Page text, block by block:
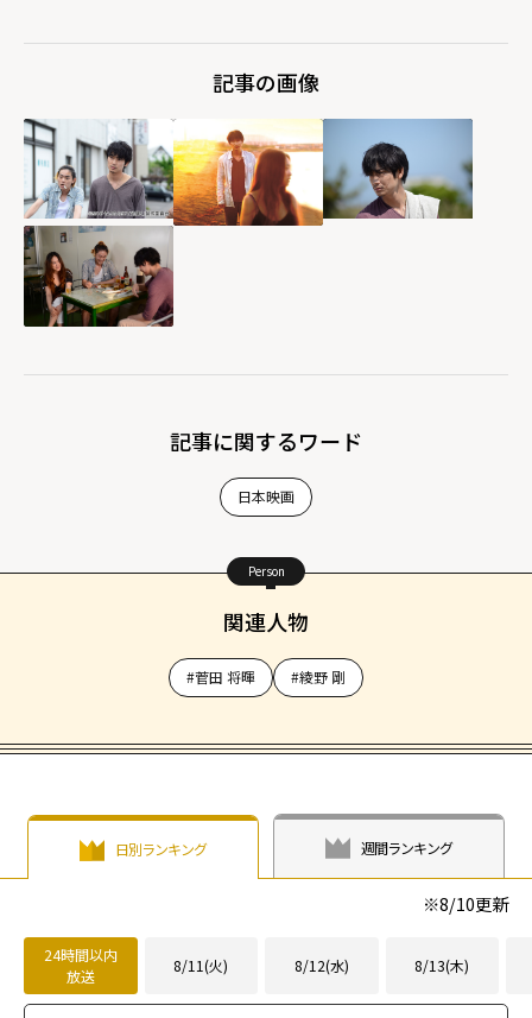
記事の画像
記事に関するワード
日本映画
Person
関連人物
#菅田 将暉 #綾野 剛
日別ランキング 週間ランキング
※8/10更新
24時間以内
放送
8/11(火) 8/12(水) 8/13(木)